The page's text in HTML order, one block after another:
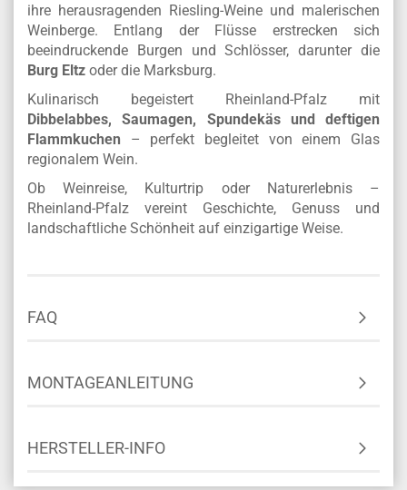
ihre herausragenden Riesling-Weine und malerischen
Weinberge. Entlang der Flüsse erstrecken sich
beeindruckende Burgen und Schlösser, darunter die
Burg Eltz oder die Marksburg.
Kulinarisch begeistert Rheinland-Pfalz mit
Dibbelabbes, Saumagen, Spundekäs und deftigen
Flammkuchen – perfekt begleitet von einem Glas
regionalem Wein.
Ob Weinreise, Kulturtrip oder Naturerlebnis –
Rheinland-Pfalz vereint Geschichte, Genuss und
landschaftliche Schönheit auf einzigartige Weise.
FAQ
MONTAGEANLEITUNG
HERSTELLER-INFO